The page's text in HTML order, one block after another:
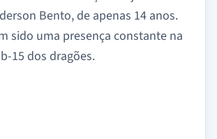
Bento, de apenas 14 anos.
sido uma presença constante na
15 dos dragões.